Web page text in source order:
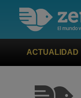
ACTUALIDAD
Himno